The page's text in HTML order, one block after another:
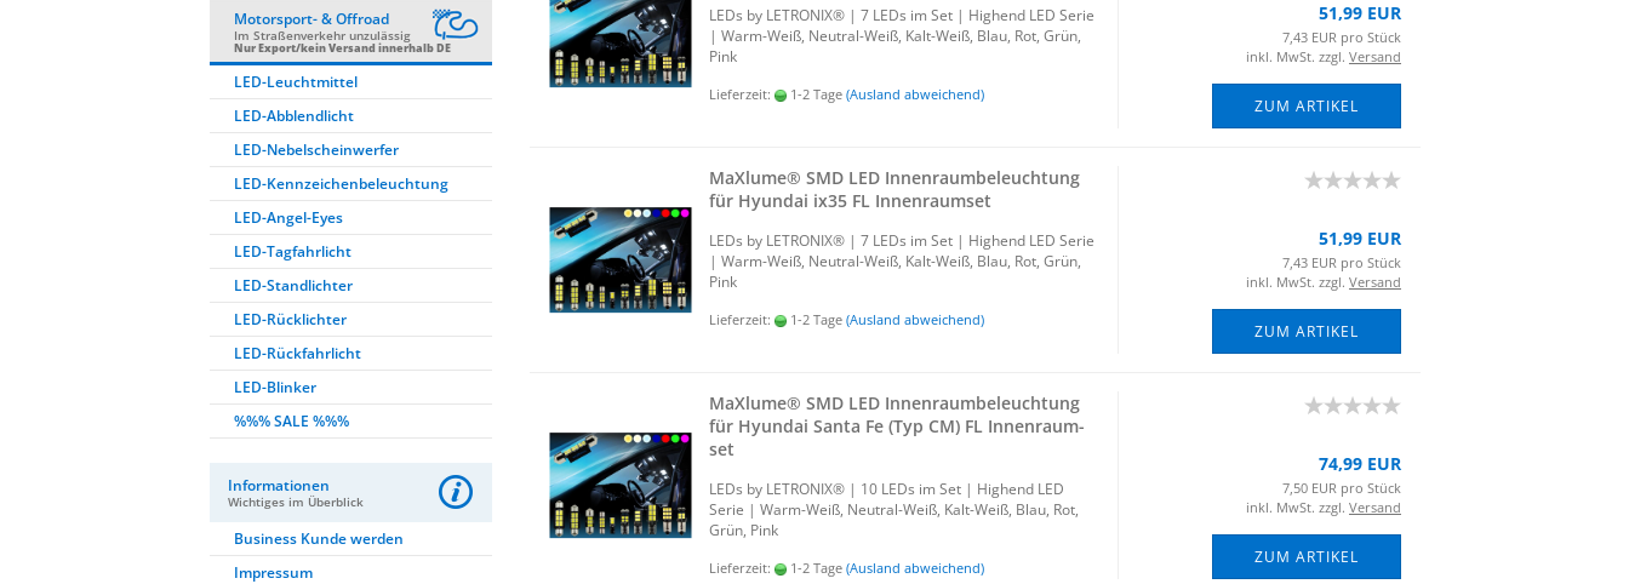
LEDs by LE­TRO­NIX® | 7 LEDs im Set | Hig­h­end LED Serie
| Warm-​Weiß, Neutral-​Weiß, Kalt-​Weiß, Blau, Rot, Grün,
Pink
Lieferzeit: 1-2 Tage (Ausland abweichend)
51,99 EUR
7,43 EUR pro Stück
inkl. MwSt. zzgl. Versand
ZUM ARTIKEL
MaXlu­me® SMD LED In­nen­raum­be­leuch­tung
für Hyundai ix35 FL In­nen­ra­um­set
LEDs by LE­TRO­NIX® | 7 LEDs im Set | Hig­h­end LED Serie
| Warm-​Weiß, Neutral-​Weiß, Kalt-​Weiß, Blau, Rot, Grün,
Pink
Lieferzeit: 1-2 Tage (Ausland abweichend)
51,99 EUR
7,43 EUR pro Stück
inkl. MwSt. zzgl. Versand
ZUM ARTIKEL
MaXlu­me® SMD LED In­nen­raum­be­leuch­tung
für Hyundai Santa Fe (Typ CM) FL In­nen­ra­um­
set
LEDs by LE­TRO­NIX® | 10 LEDs im Set | Hig­h­end LED
Serie | Warm-​Weiß, Neutral-​Weiß, Kalt-​Weiß, Blau, Rot,
Grün, Pink
Lieferzeit: 1-2 Tage (Ausland abweichend)
74,99 EUR
7,50 EUR pro Stück
inkl. MwSt. zzgl. Versand
ZUM ARTIKEL
Motorsport- & Offroad
Im Straßenverkehr unzulässig
Nur Export/kein Versand innerhalb DE
LED-Leuchtmittel
LED-Abblendlicht
LED-Nebelscheinwerfer
LED-Kennzeichenbeleuchtung
LED-Angel-Eyes
LED-Tagfahrlicht
LED-Standlichter
LED-Rücklichter
LED-Rückfahrlicht
LED-Blinker
%%% SALE %%%
Informationen
Wichtiges im Überblick
Business Kunde werden
Impressum